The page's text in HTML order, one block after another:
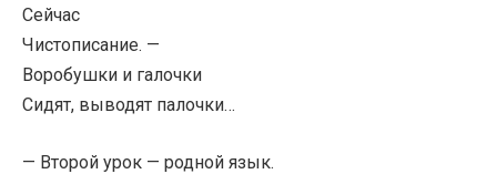
Сейчас
Чистописание. —
Воробушки и галочки
Сидят, выводят палочки…
— Второй урок — родной язык.